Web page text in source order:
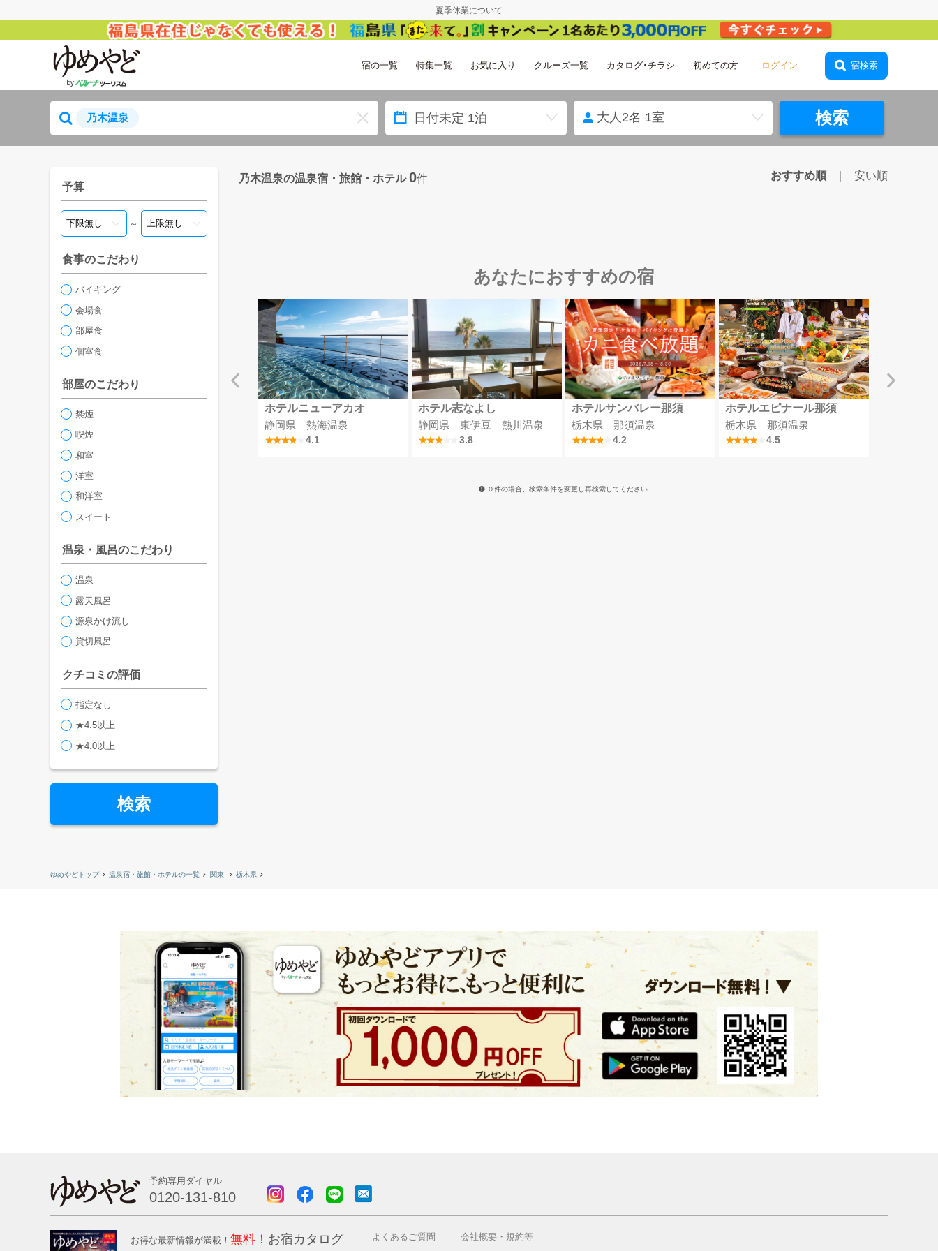
夏季休業について
宿の一覧 特集一覧 お気に入り クルーズ一覧 カタログ･チラシ 初めての方 ログイン 宿検索
乃木温泉 大人2名 1室 検索
予算
～
食事のこだわり
バイキング
会場食
部屋食
個室食
部屋のこだわり
禁煙
喫煙
和室
洋室
和洋室
スイート
温泉・風呂のこだわり
温泉
露天風呂
源泉かけ流し
貸切風呂
クチコミの評価
指定なし
★4.5以上
★4.0以上
検索
乃木温泉の温泉宿・旅館・ホテル0件 おすすめ順 安い順
あなたにおすすめの宿
ート彩の郷
ホテルニューアカオ
静岡県 熱海温泉
4.1
ホテル志なよし
静岡県 東伊豆 熱川温泉
3.8
ホテルサンバレー那須
栃木県 那須温泉
4.2
ホテルエピナール那須
栃木県 那須温泉
4.5
０件の場合、検索条件を変更し再検索してください
ゆめやどトップ 温泉宿・旅館・ホテルの一覧 関東 栃木県
予約専用ダイヤル
0120-131-810
お得な最新情報が満載！ 無料！ お宿カタログ よくあるご質問 会社概要・規約等